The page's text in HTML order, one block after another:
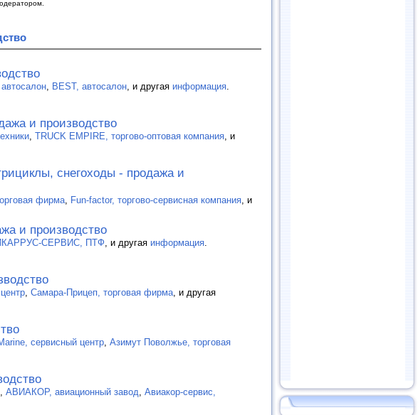
, BEST, автосалон, и другая информация.
и производство
, TRUCK EMPIRE, торгово-оптовая компания, и
снегоходы - продажа и
фирма, Fun-factor, торгово-сервисная компания, и
и производство
СЕРВИС, ПТФ, и другая информация.
, Самара-Прицеп, торговая фирма, и другая
сервисный центр, Азимут Поволжье, торговая
, АВИАКОР, авиационный завод, Авиакор-сервис,